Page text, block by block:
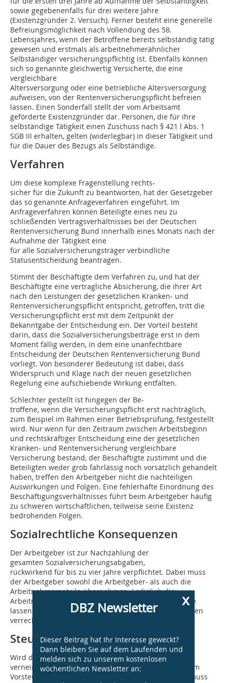
sowie gegebenenfalls für drei weitere Jahre
(Existenzgründer 2. Versuch). Ferner besteht eine generelle
Befreiungsmöglichkeit nach Vollendung des 58.
Lebensjahres, wenn der Betroffene bereits selbständig tätig
gewesen und erstmals als arbeitnehmerähnlicher
Selbständiger versicherungspflichtig ist. Ebenfalls können
sich so genannte gleichwertig Versicherte, die eine
vergleichbare
Altersversorgung oder eine betriebliche Altersversorgung
aufweisen, von der Rentenversicherungspflicht befreien
lassen. Einen Sonderfall stellt der vom Arbeitsamt
geförderte Existenzgründer dar. Personen, die für ihre
selbständige Tätigkeit einen Zuschuss nach § 421 l Abs. 1
SGB III erhalten, gelten (widerlegbar) in dieser Tätigkeit und
für die Dauer des Bezugs als Selbständige.
Verfahren
Um diese komplexe Fragenstellung rechts-
sicher für die Zukunft zu beantworten, hat der Gesetzgeber
das so genannte Anfrageverfahren eingeführt. Im
Anfrageverfahren können Beteiligte eines neu zu
schließenden Vertragsverhältnisses bei der Deutschen
Rentenversicherung Bund innerhalb eines Monats nach der
Aufnahme der Tätigkeit eine
für alle Sozialversicherungsträger verbindliche
Statusentscheidung beantragen.
Stimmt der Beschäftigte dem Verfahren zu, und hat der
Beschäftigte eine vertragliche Absicherung, die ihrer Art
nach den Leistungen der gesetzlichen Kranken‑ und
Rentenversicherungspflicht entspricht, getroffen, tritt die
Versicherungspflicht erst mit dem Zeitpunkt der
Bekanntgabe der Entscheidung ein. Der Vorteil besteht
darin, dass die Sozialversicherungsbeiträge erst in dem
Moment fällig werden, in dem eine unanfechtbare
Entscheidung der Deutschen Rentenversicherung Bund
vorliegt. Von besonderer Bedeutung ist dabei, dass
Widerspruch und Klage nach der neuen gesetzlichen
Regelung eine aufschiebende Wirkung entfalten.
Schlechter gestellt ist hingegen der Be-
troffene, wenn die Versicherungspflicht erst nachträglich,
zum Beispiel im Rahmen einer Betriebsprüfung, festgestellt
wird. Nur wenn für den Zeitraum zwischen Arbeitsbeginn
und rechtskräftiger Entscheidung eine der gesetzlichen
Kranken‑ und Rentenversicherung vergleichbare
Versicherung bestand, der Beschäftigte zustimmt und die
Beteiligten weder grob fahrlässig noch vorsätzlich gehandelt
haben, treffen den Arbeitgeber nicht die nachteiligen
Auswirkungen und Folgen. Eine fehlerhafte Einordnung des
Beschäftigungsverhältnisses führt beim Arbeitgeber häufig
zu schweren wirtschaftlichen, teilweise seine Existenz
bedrohenden Folgen.
Sozialrechtliche Konsequenzen
Der Arbeitgeber ist zur Nachzahlung der
gesamten Sozialversicherungsabgaben,
rückwirkend für bis zu vier Jahre verpflichtet. Dabei muss
der Arbeitgeber sowohl die Arbeitgeber‑ als auch die
Arbeitnehmeranteile übernehmen. Lediglich die
Arbeitnehmeranteile für die vergangenen drei Monate
lassen sich mit dem Gehalt des ehemaligen Angestellten
verrechnen.
Steuerrechtliche Konsequenzen
Wird die Unternehmereigenschaft „umsatzsteuerlich
verneint“, fällt die Berechtigung des Auftraggebers zum
Vorsteuerabzug nachträglich weg. Der Auftraggeber muss
x
DBZ Newsletter
Dieser Beitrag hat Ihr Interesse geweckt?
Dann bleiben Sie auf dem Laufenden und
melden sich zu unserem kostenlosen
wöchentlichen Newsletter an: